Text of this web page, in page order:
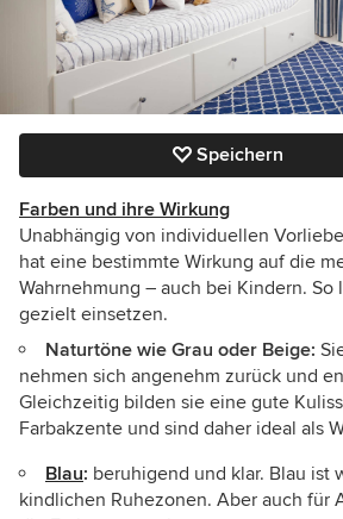
Speichern
Farben und ihre Wirkung
Unabhängig von individuellen
hat eine bestimmte Wirkung auf die
Wahrnehmung – auch bei Kindern. So
gezielt einsetzen.
Naturtöne wie Grau oder Beige:
nehmen sich angenehm zurück und
Gleichzeitig bilden sie eine gute
Farbakzente und sind daher ideal als
Blau: beruhigend und klar. Blau ist
kindlichen Ruhezonen. Aber auch für